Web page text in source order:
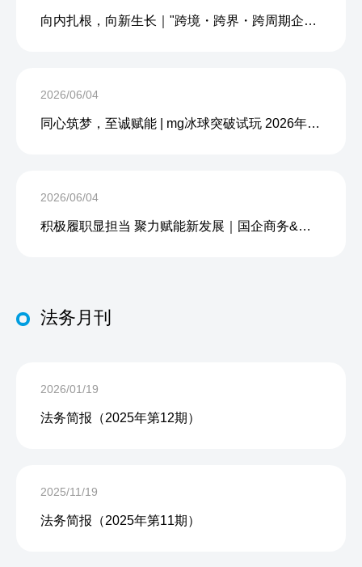
向内扎根，向新生长｜"跨境・跨界・跨周期企业内生力沙龙"成功举办
2026/06/04
同心筑梦，至诚赋能 | mg冰球突破试玩 2026年度团建活动圆满收官
2026/06/04
积极履职显担当 聚力赋能新发展｜国企商务&中企人力出席上海现代服务业联合会第五届会员大会第三次会议暨2026服务业高质量发展大会
法务月刊
2026/01/19
法务简报（2025年第12期）
2025/11/19
法务简报（2025年第11期）